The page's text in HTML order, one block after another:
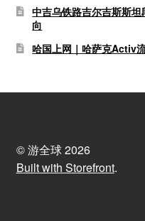
中吉乌铁路吉尔吉斯斯
向
哈国上网｜哈萨克Activ
© 游全球 2026
Built with Storefront.